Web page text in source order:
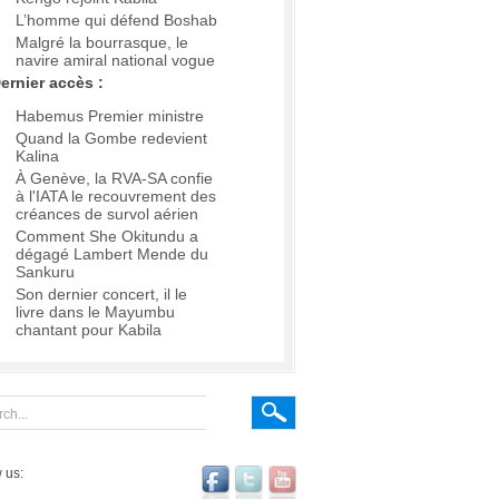
L’homme qui défend Boshab
Malgré la bourrasque, le
navire amiral national vogue
accès :
Habemus Premier ministre
Quand la Gombe redevient
Kalina
À Genève, la RVA-SA confie
à l'IATA le recouvrement des
créances de survol aérien
Comment She Okitundu a
dégagé Lambert Mende du
Sankuru
Son dernier concert, il le
livre dans le Mayumbu
chantant pour Kabila
us: